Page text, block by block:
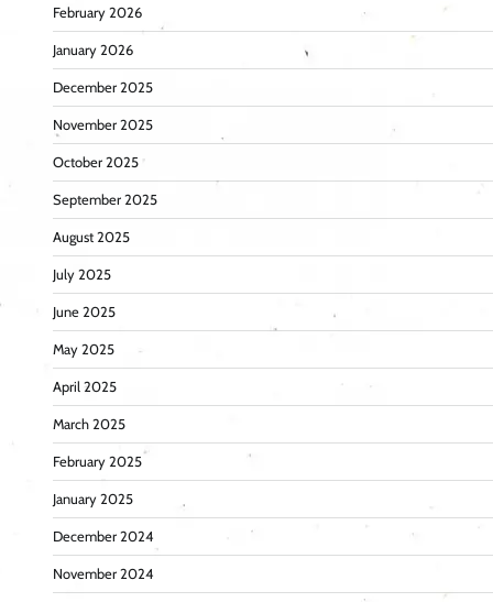
February 2026
January 2026
December 2025
November 2025
October 2025
September 2025
August 2025
July 2025
June 2025
May 2025
April 2025
March 2025
February 2025
January 2025
December 2024
November 2024